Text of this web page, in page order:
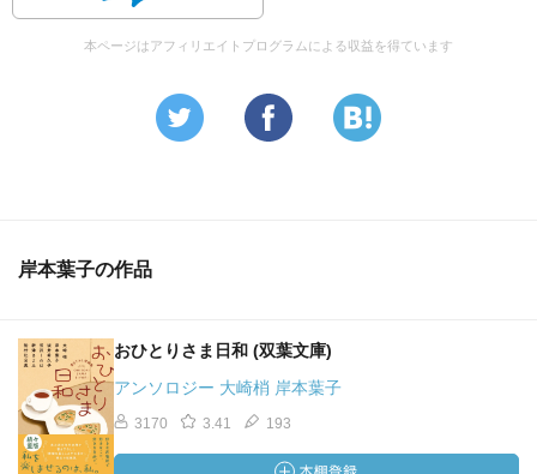
本ページはアフィリエイトプログラムによる収益を得ています
岸本葉子の作品
おひとりさま日和 (双葉文庫)
アンソロジー 大崎梢 岸本葉子
3170 3.41 193